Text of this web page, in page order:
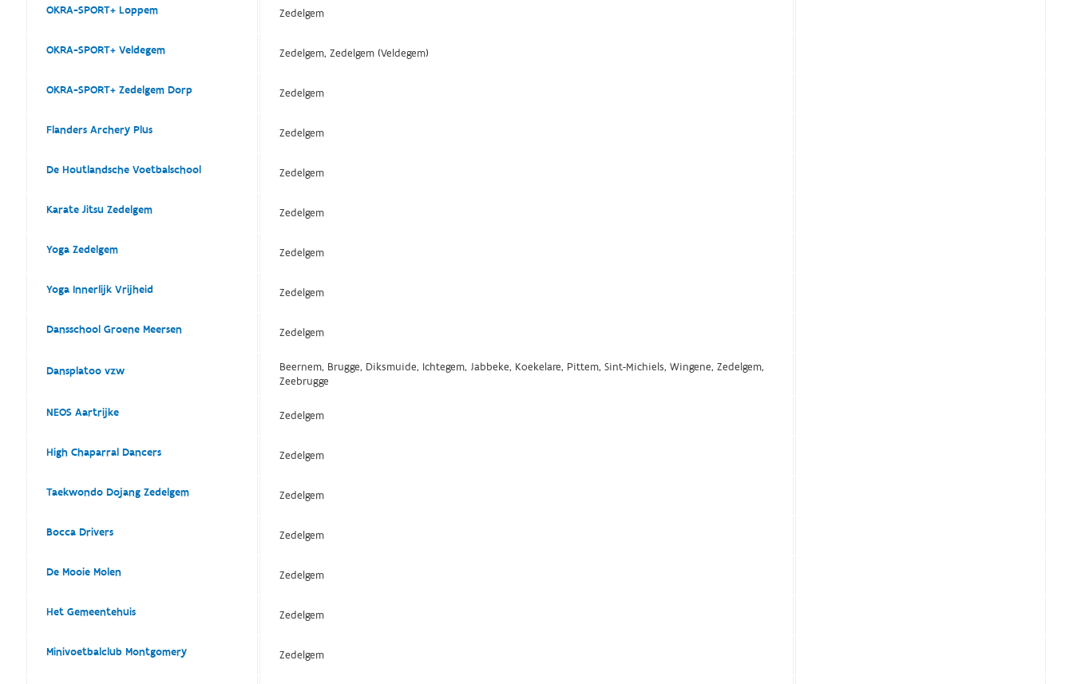
OKRA-SPORT+ Loppem Zedelgem
OKRA-SPORT+ Veldegem Zedelgem, Zedelgem (Veldegem)
OKRA-SPORT+ Zedelgem Dorp Zedelgem
Flanders Archery Plus Zedelgem
De Houtlandsche Voetbalschool Zedelgem
Karate Jitsu Zedelgem Zedelgem
Yoga Zedelgem Zedelgem
Yoga Innerlijk Vrijheid Zedelgem
Dansschool Groene Meersen Zedelgem
Dansplatoo vzw
Beernem, Brugge, Diksmuide, Ichtegem, Jabbeke, Koekelare, Pittem, Sint-Michiels, Wingene, Zedelgem,
Zeebrugge
NEOS Aartrijke Zedelgem
High Chaparral Dancers Zedelgem
Taekwondo Dojang Zedelgem Zedelgem
Bocca Drivers Zedelgem
De Mooie Molen Zedelgem
Het Gemeentehuis Zedelgem
Minivoetbalclub Montgomery Zedelgem